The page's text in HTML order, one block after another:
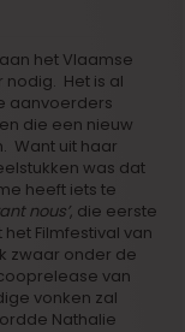
het Vlaamse
Het is al
aanvoerders
die een nieuw
Want uit haar
was dat
heeft iets te
nous’, die eerste
Filmfestival van
zwaar onder de
van
vonken zal
Nathalie